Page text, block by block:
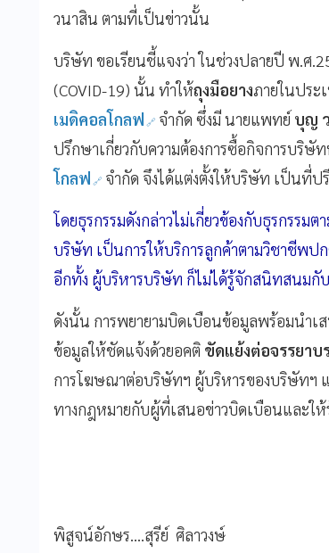
วนาสิน ตามที่เป็นข่าวนั้น
บริษัท ขอเรียนชี้แจงว่า ในช่วงปลายปี พ.ศ
(COVID-19) นั้น ทำให้ถุงมือยางภายในประ
เมดิคอลโกลฟ จำกัด ซึ่งมี นายแพทย์ บุญ
ปรึกษาเกี่ยวกับความต้องการซื้อกิจการบริ
โกลฟ จำกัด จึงได้แต่งตั้งให้บริษัท เป็นที่ป
โดยธุรกรรมดังกล่าวไม่เกี่ยวข้องกับธุรกรรม
บริษัท เป็นการให้บริการลูกค้าตามวิชาชีพป
อีกทั้ง ผู้บริหารบริษัท ก็ไม่ได้รู้จักสนิทสนมกั
ดังนั้น การพยายามบิดเบือนข้อมูลพร้อมนำเ
ข้อมูลให้ชัดแจ้งด้วยอคติ ขัดแย้งต่อจรรยาบ
การโฆษณาต่อบริษัทฯ ผู้บริหารของบริษัทฯ
ทางกฎหมายกับผู้ที่เสนอข่าวบิดเบือนและใ
พิสูจน์อักษร....สุรีย์ ศิลาวงษ์